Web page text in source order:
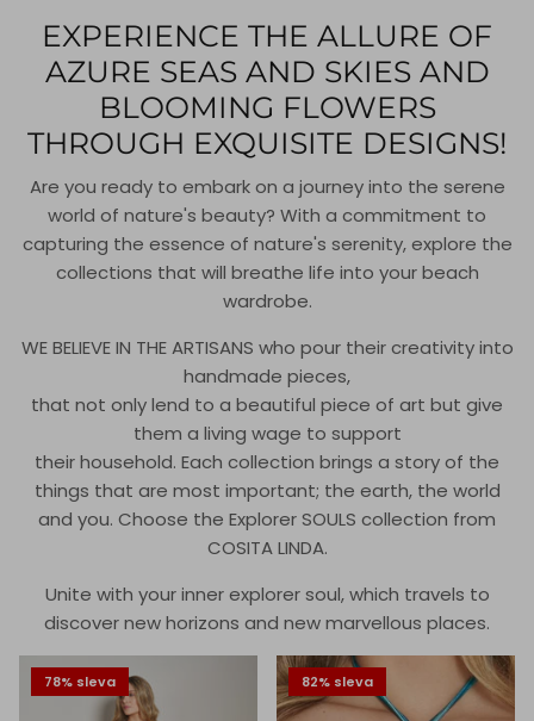
EXPERIENCE THE ALLURE OF
AZURE SEAS AND SKIES AND
BLOOMING FLOWERS
THROUGH EXQUISITE DESIGNS!
Are you ready to embark on a journey into the serene
world of nature's beauty? With a commitment to
capturing the essence of nature's serenity, explore the
collections that will breathe life into your beach
wardrobe.
WE BELIEVE IN THE ARTISANS who pour their creativity into
handmade pieces,
that not only lend to a beautiful piece of art but give
them a living wage to support
their household. Each collection brings a story of the
things that are most important; the earth, the world
and you. Choose the Explorer SOULS collection from
COSITA LINDA.
Unite with your inner explorer soul, which travels to
discover new horizons and new marvellous places.
78% sleva 82% sleva